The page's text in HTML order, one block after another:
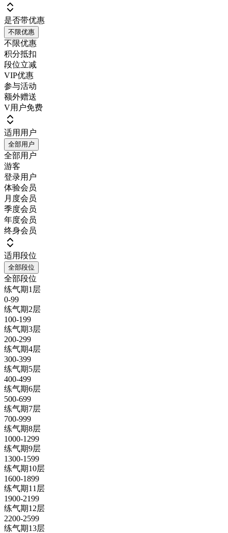
是否带优惠
不限优惠
不限优惠
积分抵扣
段位立减
VIP优惠
参与活动
额外赠送
V用户免费
适用用户
全部用户
全部用户
游客
登录用户
体验会员
月度会员
季度会员
年度会员
终身会员
适用段位
全部段位
全部段位
练气期1层
0-99
练气期2层
100-199
练气期3层
200-299
练气期4层
300-399
练气期5层
400-499
练气期6层
500-699
练气期7层
700-999
练气期8层
1000-1299
练气期9层
1300-1599
练气期10层
1600-1899
练气期11层
1900-2199
练气期12层
2200-2599
练气期13层